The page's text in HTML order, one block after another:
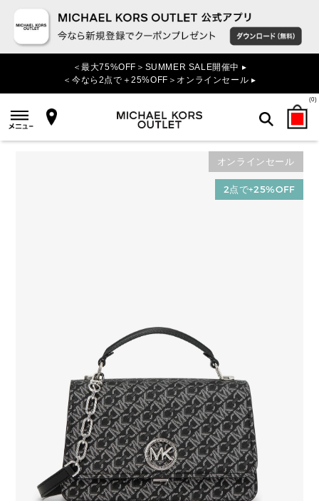
＜最大75%OFF＞SUMMER SALE開催中 ▸
＜今なら2点で＋25%OFF＞オンラインセール ▸
(0)
検索
オンラインセール
2点で+25%OFF